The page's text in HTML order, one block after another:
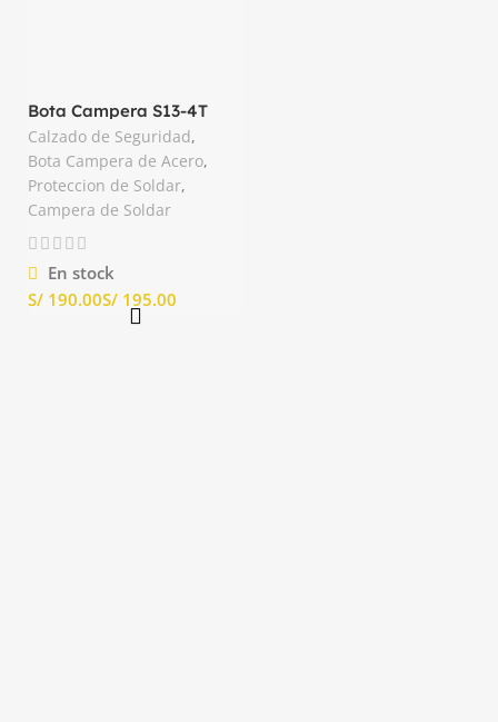
Bota Campera S13-4T
Texana Eins
Calzado de Seguridad,
Bota Campera de Acero,
Proteccion de Soldar,
Campera de Soldar
En stock
S/
S/